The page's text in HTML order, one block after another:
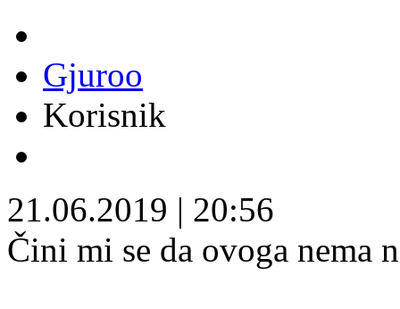
Gjuroo
Korisnik
21.06.2019 | 20:56
Čini mi se da ovoga nema